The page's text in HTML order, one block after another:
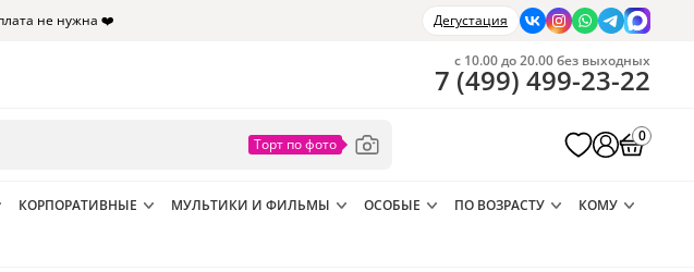
не нужна ❤️ Дегустация
с 10.00 до 20.00 без выходных
7 (499) 499-23-22
0
КОРПОРАТИВНЫЕ МУЛЬТИКИ И ФИЛЬМЫ ОСОБЫЕ ПО ВОЗРАСТУ
КОМУ